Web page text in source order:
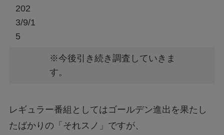
202
3/9/1
5
※今後引き続き調査していきま
す。
レギュラー番組としてはゴールデン進出を果たし
たばかりの「それスノ」ですが、